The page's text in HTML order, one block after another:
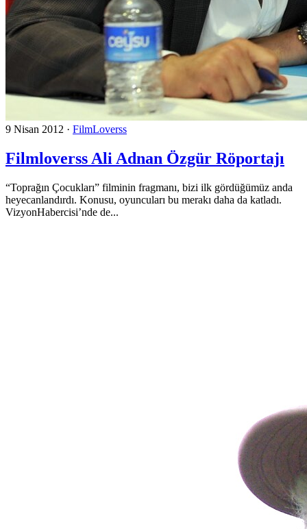
9 Nisan 2012 · FilmLoverss
Filmloverss Ali Adnan Özgür Röportajı
“Toprağın Çocukları” filminin fragmanı, bizi ilk gördüğümüz anda
heyecanlandırdı. Konusu, oyuncuları bu merakı daha da katladı.
VizyonHabercisi’nde de...